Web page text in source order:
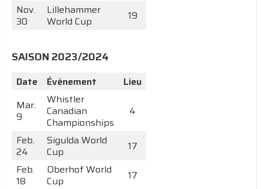
Nov.
30
Lillehammer
World Cup
19
SAISON 2023/2024
Date Événement
Lieu
Mar.
9
Whistler
Canadian
Championships
4
Feb.
24
Sigulda World
Cup
17
Feb.
18
Oberhof World
Cup
17